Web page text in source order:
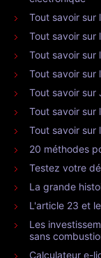
Tout savoir sur
Tout savoir sur
Tout savoir sur
Tout savoir sur
Tout savoir sur
Tout savoir sur
Tout savoir sur
20 méthodes
Testez votre
La grande
L'article 23 et
Les
sans
Calculateur e-